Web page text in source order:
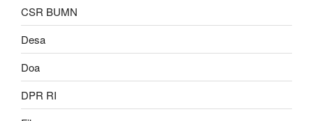
CSR BUMN
Desa
Doa
DPR RI